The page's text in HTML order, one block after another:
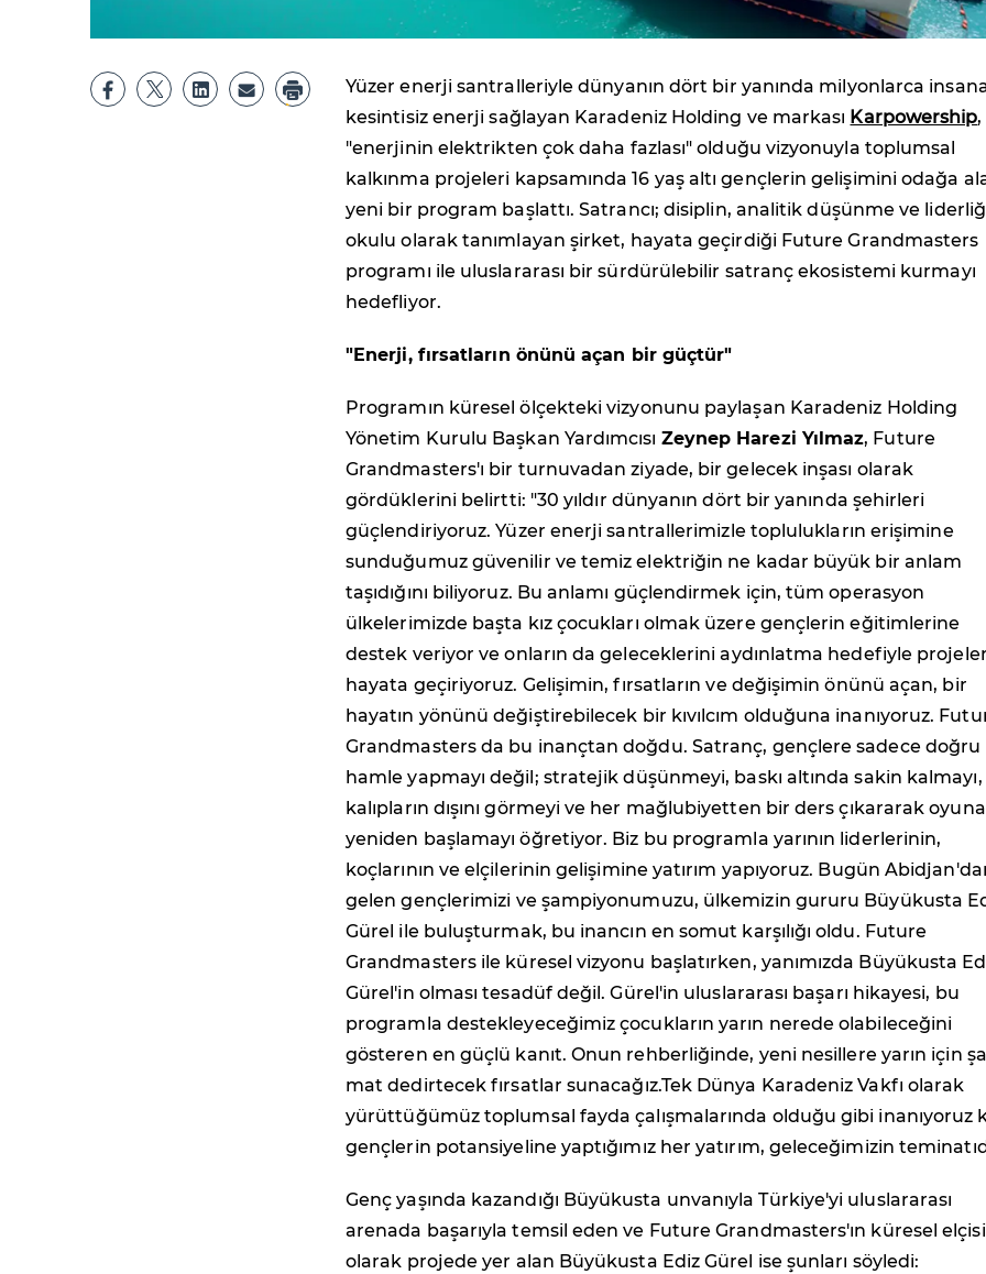
Yüzer enerji santralleriyle dünyanın dört bir yanında milyonlarca
kesintisiz enerji sağlayan Karadeniz Holding ve markası Karpowership,
"enerjinin elektrikten çok daha fazlası" olduğu vizyonuyla toplumsal
kalkınma projeleri kapsamında 16 yaş altı gençlerin gelişimini odağa
yeni bir program başlattı. Satrancı; disiplin, analitik düşünme ve
okulu olarak tanımlayan şirket, hayata geçirdiği Future Grandmasters
programı ile uluslararası bir sürdürülebilir satranç ekosistemi kurmayı
hedefliyor.
"Enerji, fırsatların önünü açan bir güçtür"
Programın küresel ölçekteki vizyonunu paylaşan Karadeniz Holding
Yönetim Kurulu Başkan Yardımcısı Zeynep Harezi Yılmaz, Future
Grandmasters'ı bir turnuvadan ziyade, bir gelecek inşası olarak
gördüklerini belirtti: "30 yıldır dünyanın dört bir yanında şehirleri
güçlendiriyoruz. Yüzer enerji santrallerimizle toplulukların erişimine
sunduğumuz güvenilir ve temiz elektriğin ne kadar büyük bir anlam
taşıdığını biliyoruz. Bu anlamı güçlendirmek için, tüm operasyon
ülkelerimizde başta kız çocukları olmak üzere gençlerin eğitimlerine
destek veriyor ve onların da geleceklerini aydınlatma hedefiyle
hayata geçiriyoruz. Gelişimin, fırsatların ve değişimin önünü açan, bir
hayatın yönünü değiştirebilecek bir kıvılcım olduğuna inanıyoruz.
Grandmasters da bu inançtan doğdu. Satranç, gençlere sadece doğru
hamle yapmayı değil; stratejik düşünmeyi, baskı altında sakin kalmayı,
kalıpların dışını görmeyi ve her mağlubiyetten bir ders çıkararak oyuna
yeniden başlamayı öğretiyor. Biz bu programla yarının liderlerinin,
koçlarının ve elçilerinin gelişimine yatırım yapıyoruz. Bugün
gelen gençlerimizi ve şampiyonumuzu, ülkemizin gururu Büyükusta
Gürel ile buluşturmak, bu inancın en somut karşılığı oldu. Future
Grandmasters ile küresel vizyonu başlatırken, yanımızda Büyükusta
Gürel'in olması tesadüf değil. Gürel'in uluslararası başarı hikayesi, bu
programla destekleyeceğimiz çocukların yarın nerede olabileceğini
gösteren en güçlü kanıt. Onun rehberliğinde, yeni nesillere yarın için
mat dedirtecek fırsatlar sunacağız.Tek Dünya Karadeniz Vakfı olarak
yürüttüğümüz toplumsal fayda çalışmalarında olduğu gibi inanıyoruz
gençlerin potansiyeline yaptığımız her yatırım, geleceğimizin
Genç yaşında kazandığı Büyükusta unvanıyla Türkiye'yi uluslararası
arenada başarıyla temsil eden ve Future Grandmasters'ın küresel elçisi
olarak projede yer alan Büyükusta Ediz Gürel ise şunları söyledi: